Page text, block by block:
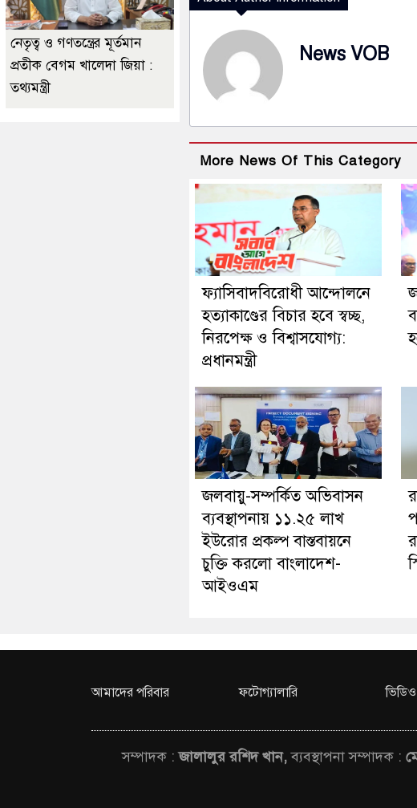
News VOB
More News Of This Category
ফ্যাসিবাদবিরোধী আন্দোলনে
হত্যাকাণ্ডের বিচার হবে স্বচ্ছ,
নিরপেক্ষ ও বিশ্বাসযোগ্য:
প্রধানমন্ত্রী
জলবায়ু-সম্পর্কিত অভিবাসন
ব্যবস্থাপনায় ১১.২৫ লাখ
ইউরোর প্রকল্প বাস্তবায়নে
চুক্তি করলো বাংলাদেশ-
আইওএম
নেতৃত্ব ও গণতন্ত্রের মূর্তমান
প্রতীক বেগম খালেদা জিয়া :
তথ্যমন্ত্রী
আমাদের পরিবার ফটোগ্যালারি
সম্পাদক :জালালুর রশিদ খান,ব্যবস্থাপনা সম্পাদক :